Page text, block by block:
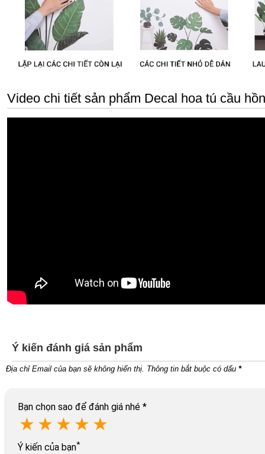
Video chi tiết sản phẩm Decal hoa tú cầu
Ý kiến đánh giá sản phẩm
Địa chỉ Email của bạn sẽ không hiển thị. Thông tin bắt buộc có dấu *
Bạn chọn sao để đánh giá nhé *
★ ★ ★ ★ ★
Ý kiến của bạn*